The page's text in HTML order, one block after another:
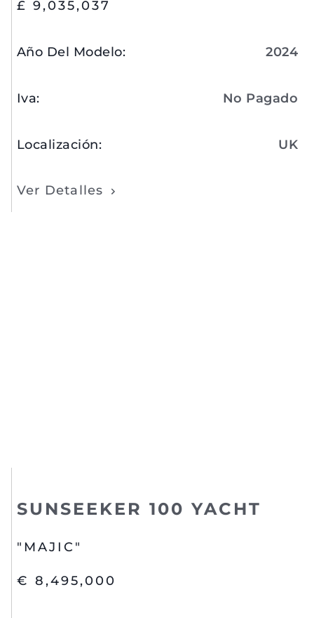
£ 9,035,037
Año Del Modelo: 2024
Iva: No Pagado
Localización: UK
Ver Detalles
SUNSEEKER 100 YACHT
"MAJIC"
€ 8,495,000